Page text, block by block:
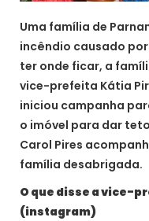
Uma família de
incêndio causado
ter onde ficar, a
vice-prefeita Kátia
iniciou campanha
o imóvel para dar
Carol Pires
família desabrigada.
O que disse a vice-
(instagram)